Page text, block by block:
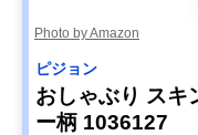
Photo by Amazon
ピジョン
おしゃぶり スキ
ー柄 1036127